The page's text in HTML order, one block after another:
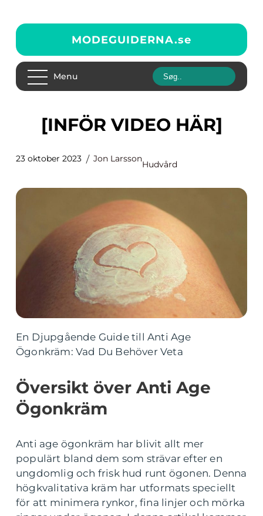
MODEGUIDERNA.se
Menu
[INFÖR VIDEO HÄR]
23 oktober 2023 Jon Larsson
Hudvård
En Djupgående Guide till Anti Age
Ögonkräm: Vad Du Behöver Veta
Översikt över Anti Age
Ögonkräm
Anti age ögonkräm har blivit allt mer
populärt bland dem som strävar efter en
ungdomlig och frisk hud runt ögonen. Denna
högkvalitativa kräm har utformats speciellt
för att minimera rynkor, fina linjer och mörka